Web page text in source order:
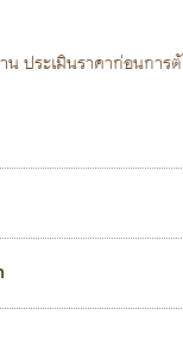
น ประเมินราคาก่อนกา